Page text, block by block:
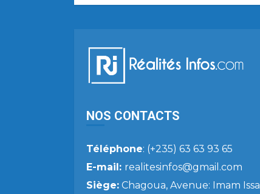
NOS CONTACTS
Téléphone: (+235) 63 63 93 65
E-mail: realitesinfos@gmail.com
Siège: Chagoua, Avenue: Imam Issa